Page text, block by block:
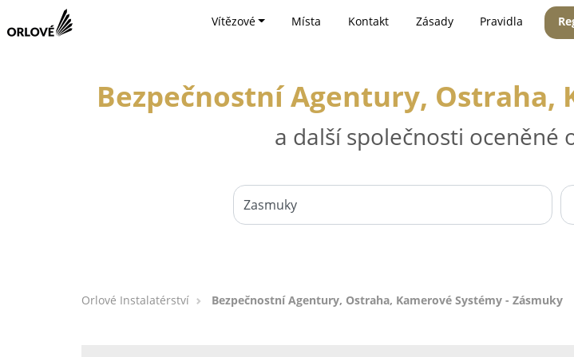
Vítězové Místa Kontakt Zásady Pravidla
Bezpečnostní Agentury, Ostraha,
a další společnosti oceněné
Orlové Instalatérství Bezpečnostní Agentury, Ostraha, Kamerové Systémy - Zásmuky